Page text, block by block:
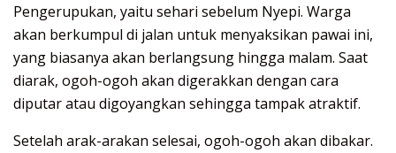
Pengerupukan, yaitu sehari sebelum Nyepi. Warga
akan berkumpul di jalan untuk menyaksikan pawai ini,
yang biasanya akan berlangsung hingga malam. Saat
diarak, ogoh-ogoh akan digerakkan dengan cara
diputar atau digoyangkan sehingga tampak atraktif.
Setelah arak-arakan selesai, ogoh-ogoh akan dibakar.